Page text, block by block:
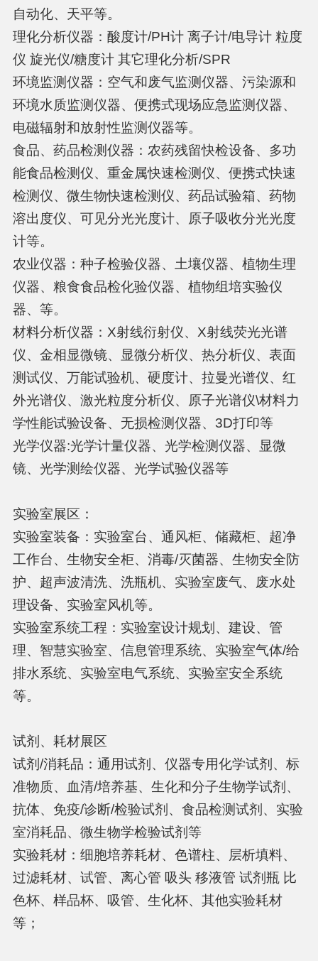
自动化、天平等。
理化分析仪器：酸度计/PH计 离子计/电导计 粒度
仪 旋光仪/糖度计 其它理化分析/SPR
环境监测仪器：空气和废气监测仪器、污染源和
环境水质监测仪器、便携式现场应急监测仪器、
电磁辐射和放射性监测仪器等。
食品、药品检测仪器：农药残留快检设备、多功
能食品检测仪、重金属快速检测仪、便携式快速
检测仪、微生物快速检测仪、药品试验箱、药物
溶出度仪、可见分光光度计、原子吸收分光光度
计等。
农业仪器：种子检验仪器、土壤仪器、植物生理
仪器、粮食食品检化验仪器、植物组培实验仪
器、等。
材料分析仪器：X射线衍射仪、X射线荧光光谱
仪、金相显微镜、显微分析仪、热分析仪、表面
测试仪、万能试验机、硬度计、拉曼光谱仪、红
外光谱仪、激光粒度分析仪、原子光谱仪\材料力
学性能试验设备、无损检测仪器、3D打印等
光学仪器:光学计量仪器、光学检测仪器、显微
镜、光学测绘仪器、光学试验仪器等
实验室展区：
实验室装备：实验室台、通风柜、储藏柜、超净
工作台、生物安全柜、消毒/灭菌器、生物安全防
护、超声波清洗、洗瓶机、实验室废气、废水处
理设备、实验室风机等。
实验室系统工程：实验室设计规划、建设、管
理、智慧实验室、信息管理系统、实验室气体/给
排水系统、实验室电气系统、实验室安全系统
等。
试剂、耗材展区
试剂/消耗品：通用试剂、仪器专用化学试剂、标
准物质、血清/培养基、生化和分子生物学试剂、
抗体、免疫/诊断/检验试剂、食品检测试剂、实验
室消耗品、微生物学检验试剂等
实验耗材：细胞培养耗材、色谱柱、层析填料、
过滤耗材、试管、离心管 吸头 移液管 试剂瓶 比
色杯、样品杯、吸管、生化杯、其他实验耗材
等；